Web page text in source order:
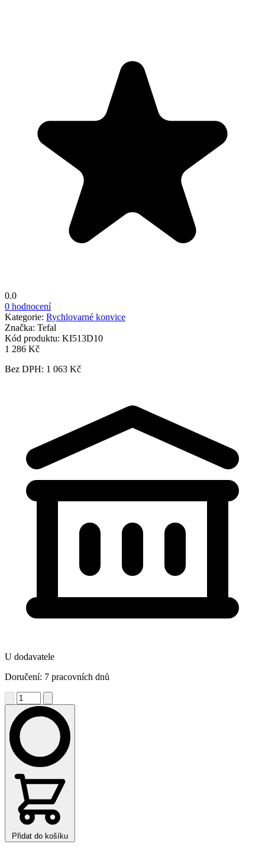
0.0
0 hodnocení
Kategorie: Rychlovarné konvice
Značka: Tefal
Kód produktu: KI513D10
1 286 Kč
Bez DPH: 1 063 Kč
U dodavatele
Doručení: 7 pracovních dnů
Přidat do košíku